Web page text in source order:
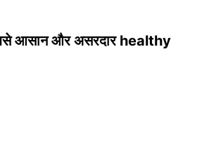
आसान और असरदार healthy